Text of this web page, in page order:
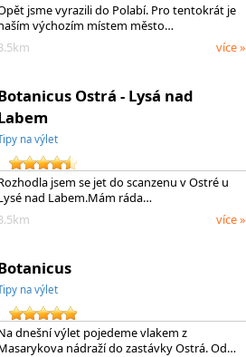
jsme vyrazili do Polabí. Pro tentokrát je
výchozím místem město…
více »
Ostrá - Lysá nad
na výlet
jsem se jet do scanzenu v Ostré u
nad Labem.Mám ráda…
více »
na výlet
dnešní výlet pojedeme vlakem z
nádraží do zastávky Ostrá. Od…